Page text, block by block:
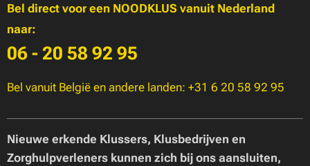
Bel direct voor een NOODKLUS vanuit Nederland
naar:
06 - 20 58 92 95
Bel vanuit België en andere landen: +31 6 20 58 92 95
Nieuwe erkende Klussers, Klusbedrijven en
Zorghulpverleners kunnen zich bij ons aansluiten,